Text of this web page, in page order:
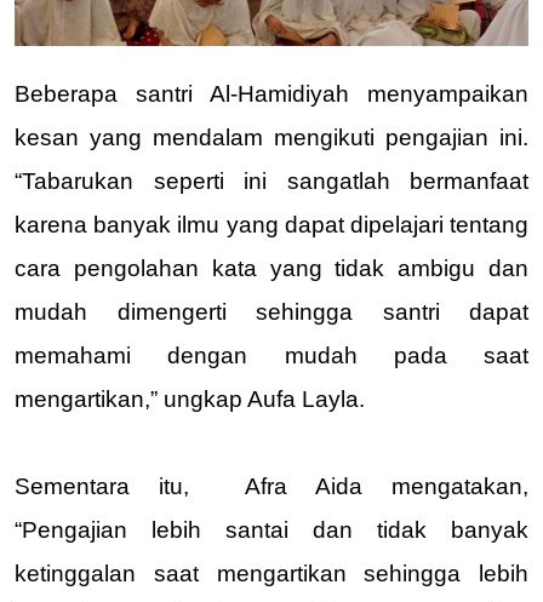
Beberapa santri Al-Hamidiyah menyampaikan
kesan yang mendalam mengikuti pengajian ini.
“Tabarukan seperti ini sangatlah bermanfaat
karena banyak ilmu yang dapat dipelajari tentang
cara pengolahan kata yang tidak ambigu dan
mudah dimengerti sehingga santri dapat
memahami dengan mudah pada saat
mengartikan,” ungkap Aufa Layla.
Sementara itu,  Afra Aida mengatakan,
“Pengajian lebih santai dan tidak banyak
ketinggalan saat mengartikan sehingga lebih